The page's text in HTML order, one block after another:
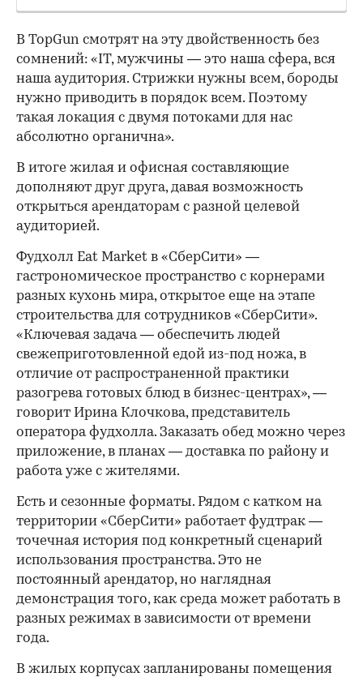
В TopGun смотрят на эту двойственность без
сомнений: «IT, мужчины — это наша сфера, вся
наша аудитория. Стрижки нужны всем, бороды
нужно приводить в порядок всем. Поэтому
такая локация с двумя потоками для нас
абсолютно органична».
В итоге жилая и офисная составляющие
дополняют друг друга, давая возможность
открыться арендаторам с разной целевой
аудиторией.
Фудхолл Eat Market в «СберСити» —
гастрономическое пространство с корнерами
разных кухонь мира, открытое еще на этапе
строительства для сотрудников «СберСити».
«Ключевая задача — обеспечить людей
свежеприготовленной едой из-под ножа, в
отличие от распространенной практики
разогрева готовых блюд в бизнес-центрах», —
говорит Ирина Клочкова, представитель
оператора фудхолла. Заказать обед можно через
приложение, в планах — доставка по району и
работа уже с жителями.
Есть и сезонные форматы. Рядом с катком на
территории «СберСити» работает фудтрак —
точечная история под конкретный сценарий
использования пространства. Это не
постоянный арендатор, но наглядная
демонстрация того, как среда может работать в
разных режимах в зависимости от времени
года.
В жилых корпусах запланированы помещения